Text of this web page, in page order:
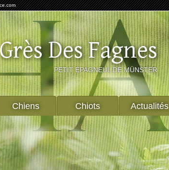
Des Fagnes
PETIT EPAGNEUL DE MÜNSTER
Chiens Chiots Actualités